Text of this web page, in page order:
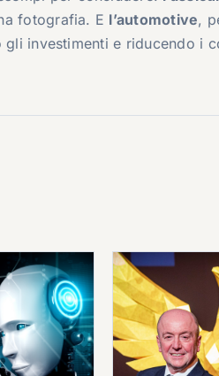
fotografia. E l’automotive,
investimenti e riducendo i